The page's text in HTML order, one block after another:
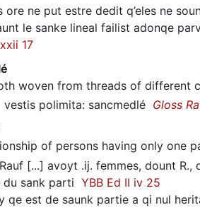
ore ne put estre dedit q’eles ne
le sanke lineal failist adonqe
17
woven from threads of different
vestis polimita: sancmedlé Gloss
of persons having only one
[...] avoyt .ij. femmes, dount
du sank parti YBB Ed II iv 25
qe est de saunk partie a qi nul